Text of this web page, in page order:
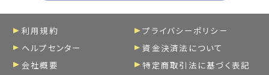
利用規約
プライバシーポリシー
ヘルプセンター
資金決済法について
会社概要
特定商取引法に基づく表記